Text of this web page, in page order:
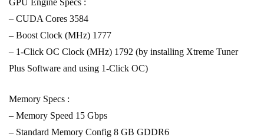
GPU Engine Specs :
– CUDA Cores 3584
– Boost Clock (MHz) 1777
– 1-Click OC Clock (MHz) 1792 (by installing Xtreme Tuner
Plus Software and using 1-Click OC)
Memory Specs :
– Memory Speed 15 Gbps
– Standard Memory Config 8 GB GDDR6